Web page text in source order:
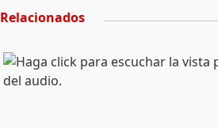
Relacionados